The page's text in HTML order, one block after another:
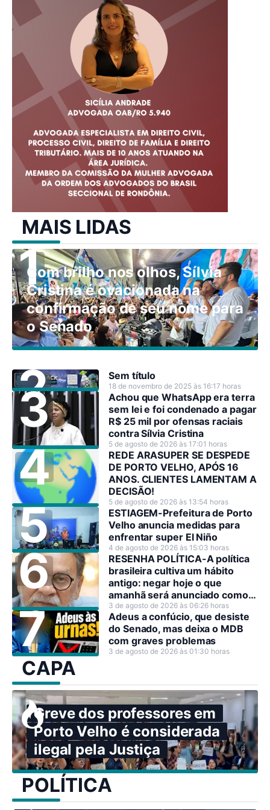
MAIS LIDAS
Com brilho nos olhos, Sílvia
Cristina é ovacionada na
confirmação de seu nome para
o Senado
Sem título
18 de novembro de 2025 às 16:17 horas
Achou que WhatsApp era terra
sem lei e foi condenado a pagar
R$ 25 mil por ofensas raciais
contra Sílvia Cristina
5 de agosto de 2026 às 17:01 horas
REDE ARASUPER SE DESPEDE
DE PORTO VELHO, APÓS 16
ANOS. CLIENTES LAMENTAM A
DECISÃO!
5 de agosto de 2026 às 13:54 horas
ESTIAGEM-Prefeitura de Porto
Velho anuncia medidas para
enfrentar super El Niño
4 de agosto de 2026 às 15:03 horas
RESENHA POLÍTICA-A política
brasileira cultiva um hábito
antigo: negar hoje o que
amanhã será anunciado como
decisão estratégica.
3 de agosto de 2026 às 06:26 horas
Adeus a confúcio, que desiste
do Senado, mas deixa o MDB
com graves problemas
3 de agosto de 2026 às 01:30 horas
CAPA
Greve dos professores em
Porto Velho é considerada
ilegal pela Justiça
POLÍTICA